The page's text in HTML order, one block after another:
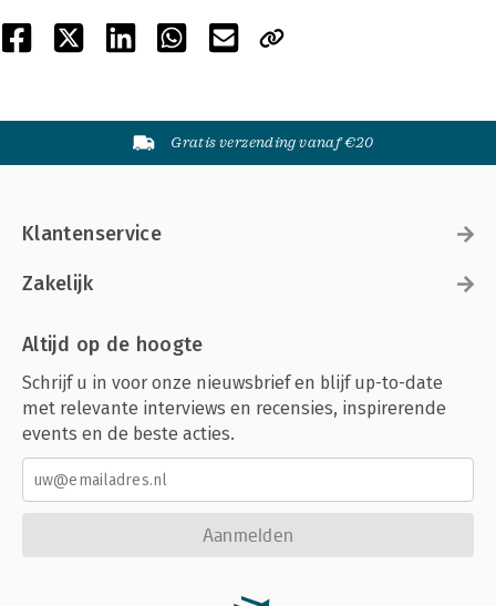
Gratis verzending vanaf €20
Klantenservice
Zakelijk
Altijd op de hoogte
Schrijf u in voor onze nieuwsbrief en blijf up-to-date
met relevante interviews en recensies, inspirerende
events en de beste acties.
Aanmelden